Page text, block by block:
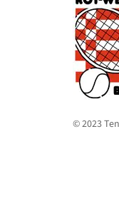
© 2023